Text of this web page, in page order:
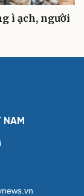
ì ạch, người
NAM